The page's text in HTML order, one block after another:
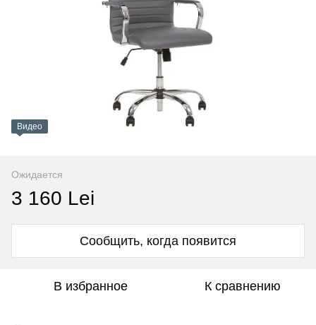
Видео
Ожидается
3 160 Lei
Сообщить, когда появится
В избранное К сравнению